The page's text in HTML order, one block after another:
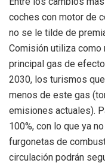
coches con motor de
no se le tilde de
Comisión utiliza
principal gas de
2030, los turismos
menos de este gas
emisiones actuales).
100%, con lo que ya
furgonetas de
circulación podrán